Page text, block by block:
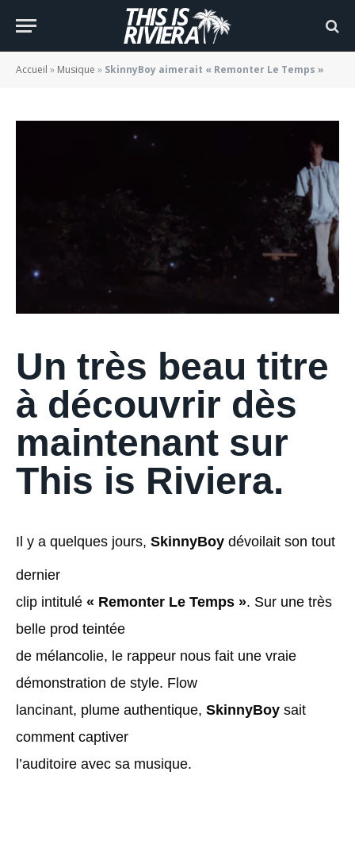
Accueil » Musique » SkinnyBoy aimerait « Remonter Le Temps »
« Remonter Le Temps »
BY JADE MORGANE BLOGGER 16/08/2022
Un très beau titre
à découvrir dès
maintenant sur
This is Riviera.
Il y a quelques jours, SkinnyBoy dévoilait son tout
dernier
clip intitulé « Remonter Le Temps ». Sur une très
belle prod teintée
de mélancolie, le rappeur nous fait une vraie
démonstration de style. Flow
lancinant, plume authentique, SkinnyBoy sait
comment captiver
l’auditoire avec sa musique.